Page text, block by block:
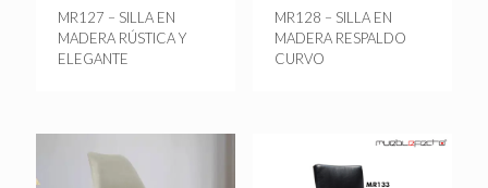
MR127 – SILLA EN
MADERA RÚSTICA Y
ELEGANTE
MR128 – SILLA EN
MADERA RESPALDO
CURVO